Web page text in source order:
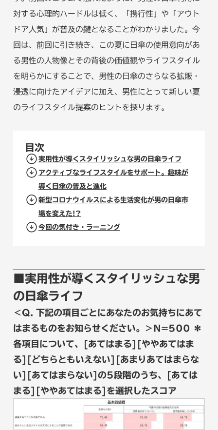
対する心理的ハードルは低く、「携行性」や「アウト
ドア人気」が普及の鍵となることがわかりました。今
回は、前回に引き続き、この夏に日傘の使用意向があ
る男性の人物像とその背後の価値観やライフスタイル
を明らかにすることで、男性の日傘のさらなる拡販・
浸透に向けたアイデアに加え、男性にとって新しい夏
のライフスタイル提案のヒントを探ります。
目次
実用性が導くスタイリッシュな男の日傘ライフ
アクティブなライフスタイルをサポート。趣味が
導く日傘の普及と進化
新型コロナウイルスによる生活変化が男の日傘市
場を変えた!?
今回の気付き・ラーニング
■実用性が導くスタイリッシュな男
の日傘ライフ
＜Q. 下記の項目ごとにあなたのお気持ちにあて
はまるものをお知らせください。＞N=500 ＊
各項目について、[あてはまる][ややあてはま
る][どちらともいえない][あまりあてはまらな
い][あてはまらない]の5段階のうち、[あては
まる][ややあてはまる]を選択したスコア